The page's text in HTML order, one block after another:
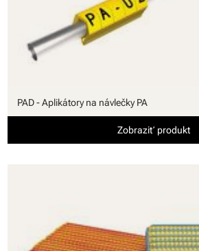
PAD - Aplikátory na návlečky PA
Zobraziť produkt